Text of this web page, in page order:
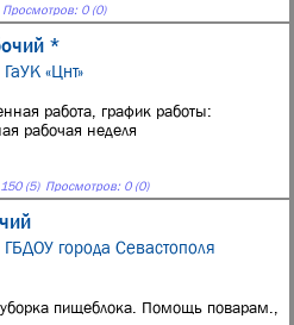
Просмотров: 0 (0)
*
«Цнт»
работа, график работы:
рабочая неделя
(5) Просмотров: 0 (0)
ГБДОУ города Севастополя
пищеблока. Помощь поварам.,